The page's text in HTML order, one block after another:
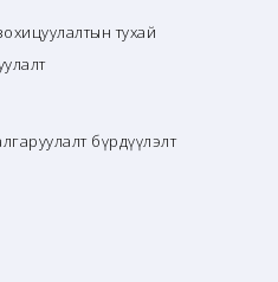
тухай
бүрдүүлэлт